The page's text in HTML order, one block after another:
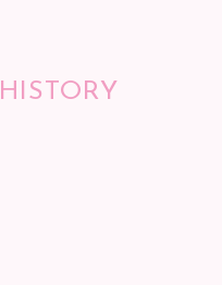
HISTORY